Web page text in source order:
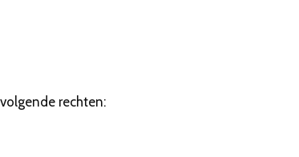
rechten: